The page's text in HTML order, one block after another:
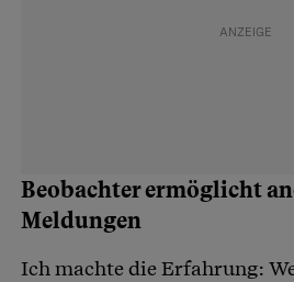
Beobachter ermöglicht
Meldungen
Ich machte die Erfahrung: